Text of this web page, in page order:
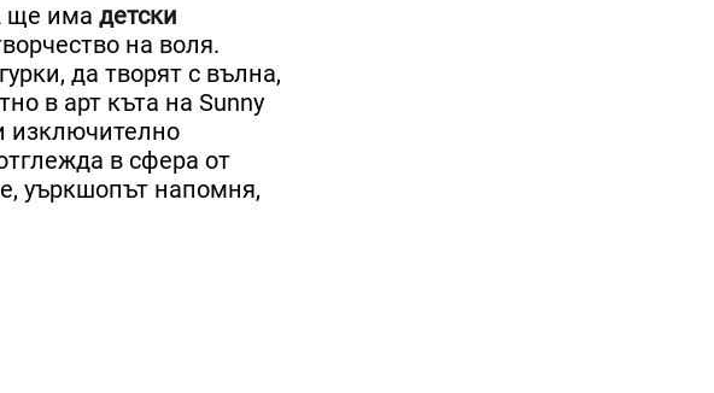
ще има детски
на воля.
да творят с вълна,
в арт къта на Sunny
изключително
в сфера от
уъркшопът напомня,